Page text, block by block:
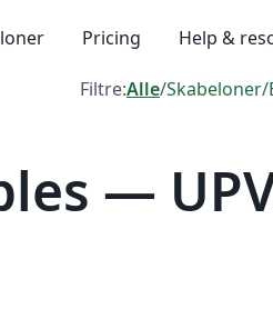
Pricing Help &
Filtre:Alle/Skabeloner/
—